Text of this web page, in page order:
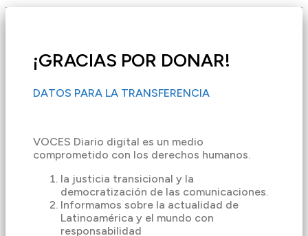
¡GRACIAS POR DONAR!
DATOS PARA LA TRANSFERENCIA
VOCES Diario digital es un medio
comprometido con los derechos humanos.
la justicia transicional y la
democratización de las comunicaciones.
Informamos sobre la actualidad de
Latinoamérica y el mundo con
responsabilidad